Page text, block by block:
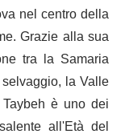
nel centro della
Grazie alla sua
tra la Samaria
la Valle
è uno dei
all'Età del